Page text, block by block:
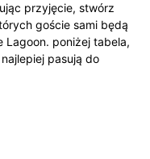
przyjęcie, stwórz
goście sami będą
Lagoon. poniżej tabela,
pasują do